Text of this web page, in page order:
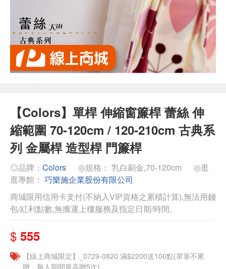
【Colors】單桿 伸縮窗簾桿 蕾絲 伸
縮範圍 70-120cm / 120-210cm 古典系
列 金屬桿 造型桿 門簾桿
◎品牌： Colors ◎規格： 乳白刷金,70-120cm
◎逛
逛專館： 巧樂施企業股份有限公司
商城限用信用卡支付(不納入VIP資格之累積計算),無法用錢
包/紅利點數,無搬運上樓服務及指定日期/時間.
$ 555
【線上商城限定】_0729-0820 滿$2200送100點(單筆不累
贈，每人期間最高贈5次)